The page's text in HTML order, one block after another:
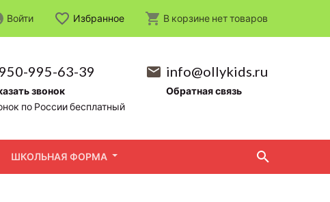
995-63-39
звонок
по России бесплатный
info@ollykids.ru
Обратная связь
ШКОЛЬНАЯ ФОРМА
Войти Избранное В корзине неттоваров